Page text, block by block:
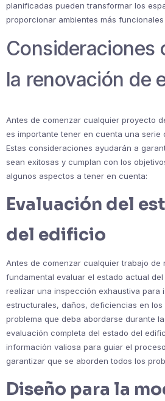
planificadas pueden transformar los
proporcionar ambientes más
Consideraciones
la renovación de
Antes de comenzar cualquier proyecto
es importante tener en cuenta una serie
Estas consideraciones ayudarán a
sean exitosas y cumplan con los
algunos aspectos a tener en cuenta:
Evaluación del
del edificio
Antes de comenzar cualquier trabajo de
fundamental evaluar el estado actual del
realizar una inspección exhaustiva para
estructurales, daños, deficiencias en
problema que deba abordarse durante
evaluación completa del estado del
información valiosa para guiar el
garantizar que se aborden todos los
Diseño para la